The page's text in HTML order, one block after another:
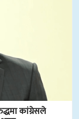
कांग्रेसले